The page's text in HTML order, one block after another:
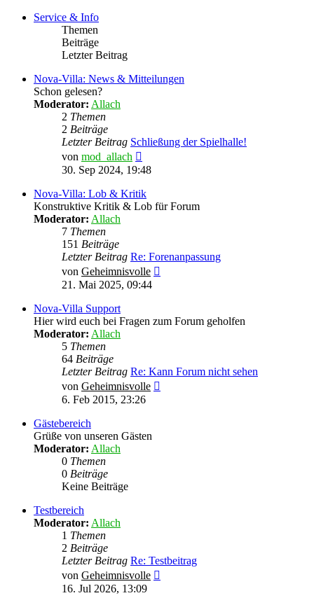
Service & Info
Themen
Beiträge
Letzter Beitrag
Nova-Villa: News & Mitteilungen
Schon gelesen?
Moderator: Allach
2 Themen
2 Beiträge
Letzter Beitrag Schließung der Spielhalle!
von mod_allach
Beitrag
30. Sep 2024, 19:48
Nova-Villa: Lob & Kritik
Konstruktive Kritik & Lob für Forum
Moderator: Allach
7 Themen
151 Beiträge
Letzter Beitrag Re: Forenanpassung
von Geheimnisvolle
21. Mai 2025, 09:44
Nova-Villa Support
Hier wird euch bei Fragen zum Forum geholfen
Moderator: Allach
5 Themen
64 Beiträge
Letzter Beitrag Re: Kann Forum nicht sehen
von Geheimnisvolle
6. Feb 2015, 23:26
Gästebereich
Grüße von unseren Gästen
Moderator: Allach
0 Themen
0 Beiträge
Keine Beiträge
Testbereich
Moderator: Allach
1 Themen
2 Beiträge
Letzter Beitrag Re: Testbeitrag
von Geheimnisvolle
16. Jul 2026, 13:09